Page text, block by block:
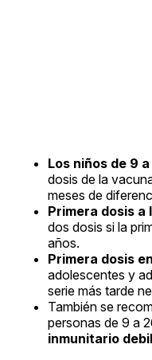
Los niños de 9 a
dosis de la
meses de
Primera dosis a
dos dosis si la
años.
Primera dosis
adolescentes y
serie más tarde
También se
personas de 9 a
inmunitario